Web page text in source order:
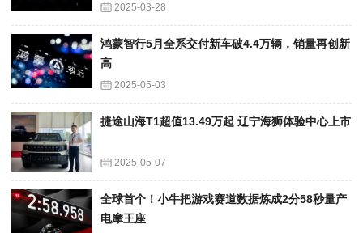
2025-03-28
鸿蒙智行5月全系交付新车破4.4万辆，销量再创新
高
2025-05-03
捷途山海T1超值13.49万起 辽宁海狮体验中心上市
2025-05-07
全球首个！小牛把游戏赛道数据炼成2分58秒量产
电摩王座